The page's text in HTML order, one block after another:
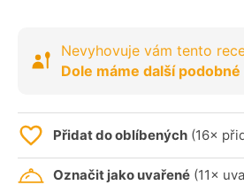
Nevyhovuje vám tento
Dole máme další
Přidat do oblíbených (16×
Označit jako uvařené (11×